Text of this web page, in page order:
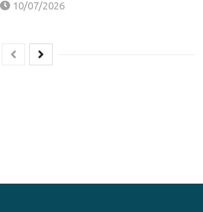
10/07/2026